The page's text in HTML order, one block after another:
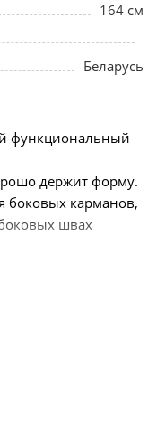
164 см
Беларусь
функциональный
держит форму.
боковых карманов,
швах
сочетании...